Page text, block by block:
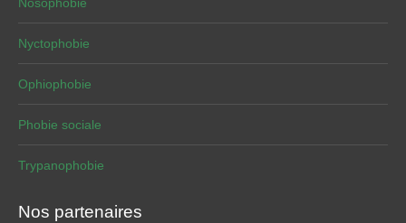
Nosophobie
Nyctophobie
Ophiophobie
Phobie sociale
Trypanophobie
Nos partenaires